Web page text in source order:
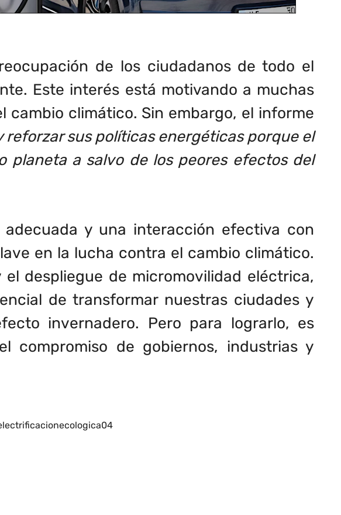
de los ciudadanos de todo el
Este interés está motivando a muchas
climático. Sin embargo, el informe
reforzar sus políticas energéticas porque el
planeta a salvo de los peores efectos del
y una interacción efectiva con
en la lucha contra el cambio climático.
despliegue de micromovilidad eléctrica,
de transformar nuestras ciudades y
invernadero. Pero para lograrlo, es
compromiso de gobiernos, industrias y